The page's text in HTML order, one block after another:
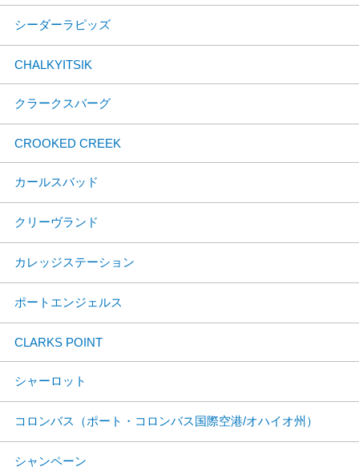
シーダーラピッズ
CHALKYITSIK
クラークスバーグ
CROOKED CREEK
カールスバッド
クリーヴランド
カレッジステーション
ポートエンジェルス
CLARKS POINT
シャーロット
コロンバス（ポート・コロンバス国際空港/オハイオ州）
シャンペーン